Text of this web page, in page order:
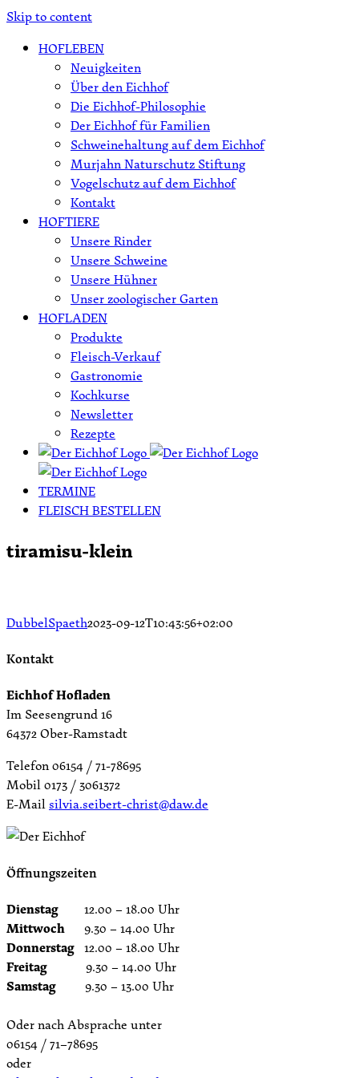
Skip to content
HOFLEBEN
Neuigkeiten
Über den Eichhof
Die Eichhof-Philosophie
Der Eichhof für Familien
Schweinehaltung auf dem Eichhof
Murjahn Naturschutz Stiftung
Vogelschutz auf dem Eichhof
Kontakt
HOFTIERE
Unsere Rinder
Unsere Schweine
Unsere Hühner
Unser zoologischer Garten
HOFLADEN
Produkte
Fleisch-Verkauf
Gastronomie
Kochkurse
Newsletter
Rezepte
TERMINE
FLEISCH BESTELLEN
tiramisu-klein
DubbelSpaeth2023-09-12T10:43:56+02:00
Kontakt
Eichhof Hofladen
Im Seesengrund 16
64372 Ober-Ramstadt
Telefon 06154 / 71-78695
Mobil 0173 / 3061372
E-Mailsilvia.seibert-christ@daw.de
Öffnungszeiten
Dienstag 12.00 – 18.00 Uhr
Mittwoch 9.30 – 14.00 Uhr
Donnerstag 12.00 – 18.00 Uhr
Freitag 9.30 – 14.00 Uhr
Samstag 9.30 – 13.00 Uhr
Oder nach Absprache unter
06154 / 71–78695
oder